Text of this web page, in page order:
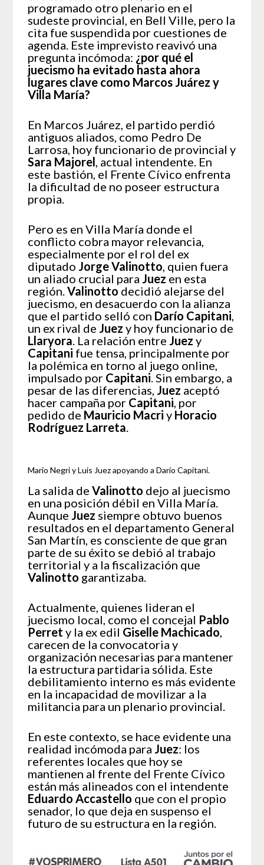
programado otro plenario en el
sudeste provincial, en Bell Ville, pero la
cita fue suspendida por cuestiones de
agenda. Este imprevisto reavivó una
pregunta incómoda: ¿por qué el
juecismo ha evitado hasta ahora
lugares clave como Marcos Juárez y
Villa María?
En Marcos Juárez, el partido perdió
antiguos aliados, como Pedro De
Larrosa, hoy funcionario de provincial y
Sara Majorel, actual intendente. En
este bastión, el Frente Cívico enfrenta
la dificultad de no poseer estructura
propia.
Pero es en Villa María donde el
conflicto cobra mayor relevancia,
especialmente por el rol del ex
diputado Jorge Valinotto, quien fuera
un aliado crucial para Juez en esta
región.Valinotto decidió alejarse del
juecismo, en desacuerdo con la alianza
que el partido selló con Darío Capitani,
un ex rival de Juez y hoy funcionario de
Llaryora. La relación entre Juez y
Capitani fue tensa, principalmente por
la polémica en torno al juego online,
impulsado por Capitani. Sin embargo, a
pesar de las diferencias, Juez aceptó
hacer campaña por Capitani, por
pedido de Mauricio Macri y Horacio
Rodríguez Larreta.
Mario Negri y Luis Juez apoyando a Dario Capitani.
La salida deValinotto dejo al juecismo
en una posición débil en Villa María.
Aunque Juez siempre obtuvo buenos
resultados en el departamento General
San Martín, es consciente de que gran
parte de su éxito se debió al trabajo
territorial y a la fiscalización que
Valinotto garantizaba.
Actualmente, quienes lideran el
juecismo local, como el concejal Pablo
Perrety la ex edil Giselle Machicado,
carecen de la convocatoria y
organización necesarias para mantener
la estructura partidaria sólida. Este
debilitamiento interno es más evidente
en la incapacidad de movilizar a la
militancia para un plenario provincial.
En este contexto, se hace evidente una
realidad incómoda para Juez: los
referentes locales que hoy se
mantienen al frente del Frente Cívico
están más alineados con el intendente
Eduardo Accastello que con el propio
senador, lo que deja en suspenso el
futuro de su estructura en la región.